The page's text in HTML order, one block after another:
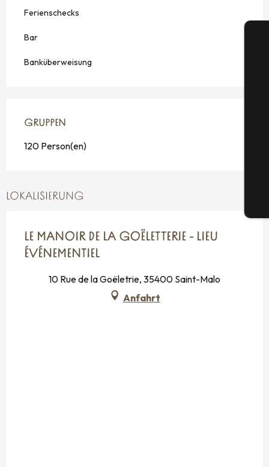
Ferienschecks
Bar
Banküberweisung
GRUPPEN
GRUPPEN
120 Person(en)
LOKALISIERUNG
LE MANOIR DE LA GOËLETTERIE - LIEU
ÉVÉNEMENTIEL
10 Rue de la Goëletrie, 35400 Saint-Malo
Anfahrt